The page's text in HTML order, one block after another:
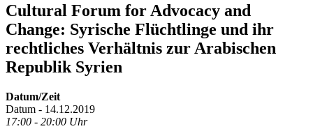
Cultural Forum for Advocacy and
Change: Syrische Flüchtlinge und ihr
rechtliches Verhältnis zur Arabischen
Republik Syrien
Datum/Zeit
Datum - 14.12.2019
17:00 - 20:00 Uhr